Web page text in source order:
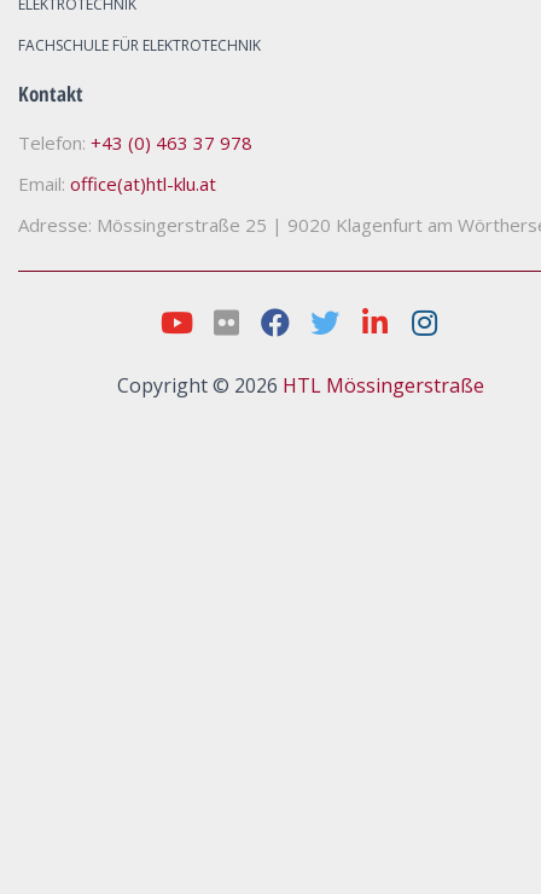
ELEKTROTECHNIK
FACHSCHULE FÜR ELEKTROTECHNIK
Kontakt
Telefon: +43 (0) 463 37 978
Email: office(at)htl-klu.at
Adresse: Mössingerstraße 25 | 9020 Klagenfurt am
Copyright © 2026 HTL Mössingerstraße